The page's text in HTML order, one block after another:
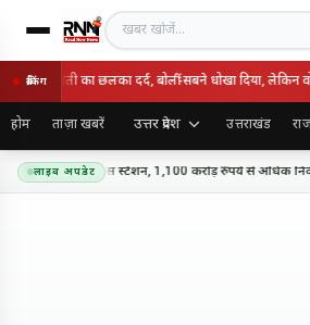
खबर खोजें
ब्रेकिंग
में मायावती का छलका दर्द, बोलीं-सबने धोखा दिया, लेकिन
होम ताज़ा खबरें उत्तर प्रदेश उत्तराखंड
लाइव अपडेट
बनेंगे 18 प्रीमियम बस स्टेशन, 1,100 करोड़ रुपये से अधिक